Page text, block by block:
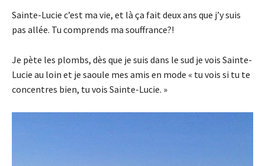
Sainte-Lucie c’est ma vie, et là ça fait deux ans que j’y suis
pas allée. Tu comprends ma souffrance?!
Je pète les plombs, dès que je suis dans le sud je vois Sainte-
Lucie au loin et je saoule mes amis en mode « tu vois si tu te
concentres bien, tu vois Sainte-Lucie. »